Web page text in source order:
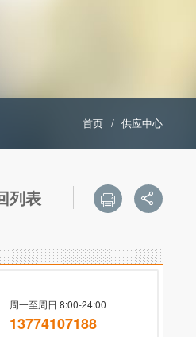
首页 / 供应中心
列表  
周一至周日 8:00-24:00
13774107188